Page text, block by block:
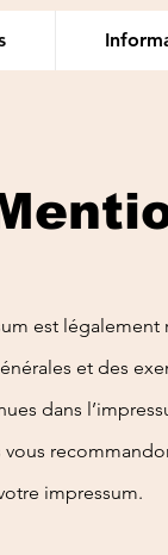
est
et des
dans
impressum.